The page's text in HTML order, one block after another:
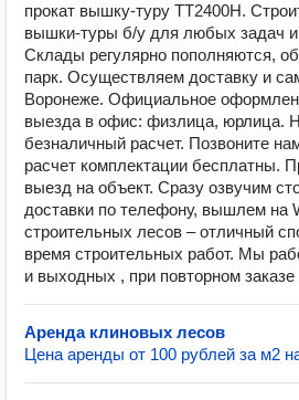
прокат вышку-туру ТТ2400Н.
вышки-туры б/у для любых задач и
Склады регулярно пополняются,
парк. Осуществляем доставку и
Воронеже. Официальное
выезда в офис: физлица, юрлица.
безналичный расчет. Позвоните
расчет комплектации бесплатны.
выезд на объект. Сразу озвучим
доставки по телефону, вышлем на
строительных лесов – отличный
время строительных работ. Мы
и выходных , при повторном заказе
Аренда клиновых лесов
Цена аренды от 100 рублей за м2